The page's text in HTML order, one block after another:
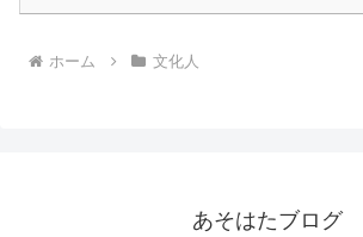
ホーム 文化人
あそはたブログ